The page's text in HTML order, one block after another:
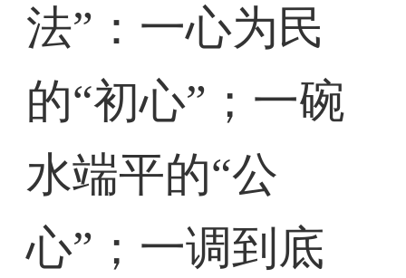
法”：一心为民
的“初心”；一碗
水端平的“公
心”；一调到底